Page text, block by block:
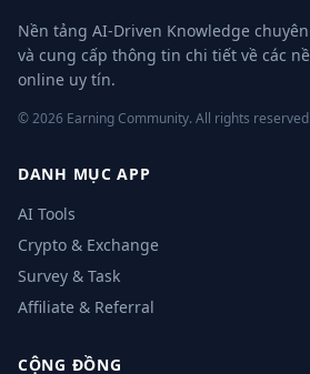
Nền tảng AI-Driven Knowledge
và cung cấp thông tin chi tiết về các
online uy tín.
© 2026 Earning Community. All rights reserved.
DANH MỤC APP
AI Tools
Crypto & Exchange
Survey & Task
Affiliate & Referral
CỘNG ĐỒNG